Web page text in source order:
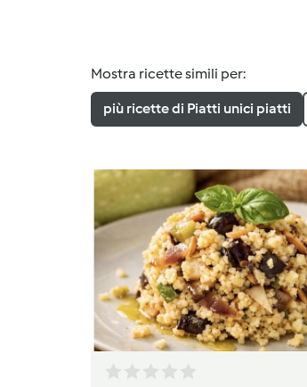
Mostra ricette simili per:
più ricette di Piatti unici piatti